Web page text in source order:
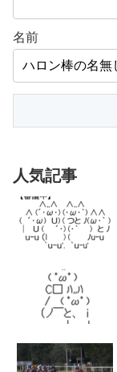
名前
人気記事